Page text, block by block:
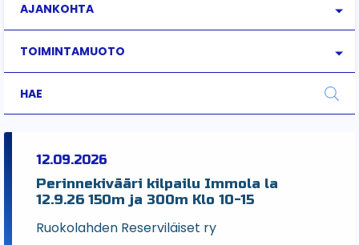
AJANKOHTA
TOIMINTAMUOTO
12.09.2026
Perinnekivääri kilpailu Immola la
12.9.26 150m ja 300m Klo 10-15
Ruokolahden Reserviläiset ry